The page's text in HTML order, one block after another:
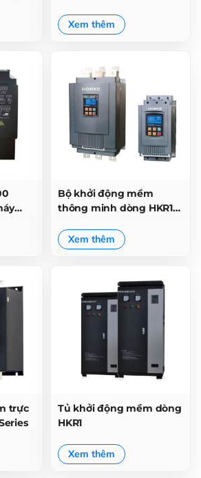
Xem thêm
Bộ khởi động mềm
thông minh dòng HKR1-
Xem thêm
trực
Tủ khởi động mềm dòng
HKR1
Xem thêm